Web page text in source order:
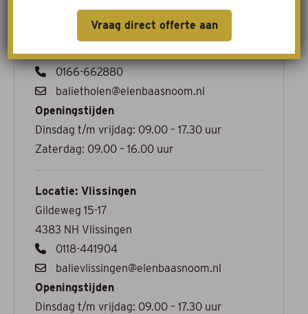
Locatie: Tholen
Stevinweg 7
4691SM Tholen
0166-662880
balietholen@elenbaasnoom.nl
Openingstijden
Dinsdag t/m vrijdag: 09.00 – 17.30 uur
Zaterdag: 09.00 – 16.00 uur
Locatie: Vlissingen
Gildeweg 15-17
4383 NH Vlissingen
0118-441904
balievlissingen@elenbaasnoom.nl
Openingstijden
Dinsdag t/m vrijdag: 09.00 – 17.30 uur
Vraag direct offerte aan